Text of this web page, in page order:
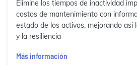
Elimine los tiempos de inactividad
costos de mantenimiento con
estado de los activos, mejorando así
y la resiliencia
Más información